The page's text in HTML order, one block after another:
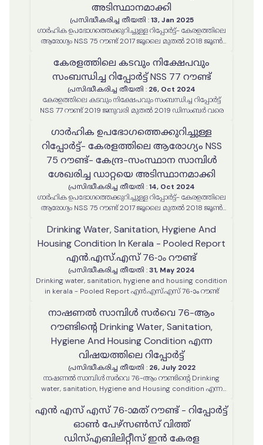
അടിസ്ഥാനമാക്കി
പ്രസിദ്ധീകരിച്ച തീയതി : 13, Jan 2025
ഗാർഹിക ഉപഭോഗത്തെക്കുറിച്ചുള്ള റിപ്പോർട്ട്- കേരളത്തിലെ
ആരോഗ്യം NSS 75 റൗണ്ട് 2017 ജൂലൈ മുതൽ 2018 ജൂൺ
കേരളത്തിലെ കടവും നിക്ഷേപവും
സംബന്ധിച്ച റിപ്പോർട്ട് NSS 77 റൗണ്ട്
പ്രസിദ്ധീകരിച്ച തീയതി : 26, Oct 2024
കേരളത്തിലെ കടവും നിക്ഷേപവും സംബന്ധിച്ച റിപ്പോർട്ട്
NSS 77 റൗണ്ട് 2019 ജനുവരി മുതൽ 2019 ഡിസംബർ വരെ
ഗാർഹിക ഉപഭോഗത്തെക്കുറിച്ചുള്ള
റിപ്പോർട്ട്- കേരളത്തിലെ ആരോഗ്യം NSS
75 റൗണ്ട്- കേന്ദ്ര-സംസ്ഥാന സാമ്പിൾ
ശേഖരിച്ച ഡാറ്റയെ അടിസ്ഥാനമാക്കി
പ്രസിദ്ധീകരിച്ച തീയതി :14, Oct 2024
ഗാർഹിക ഉപഭോഗത്തെക്കുറിച്ചുള്ള റിപ്പോർട്ട്- കേരളത്തിലെ
ആരോഗ്യം NSS 75 റൗണ്ട് 2017 ജൂലൈ മുതൽ 2018 ജൂൺ
അടിസ്ഥാനമാക്കി
Drinking Water, Sanitation, Hygiene And
Housing Condition In Kerala - Pooled Report
എൻ.എസ്.എസ് 76-ാം റൗണ്ട്
പ്രസിദ്ധീകരിച്ച തീയതി :31, May 2024
Drinking water, sanitation, hygiene and housing condition
in kerala - Pooled Report എൻ.എസ്.എസ് 76-ാം റൗണ്ട്
നാഷണൽ സാമ്പിൾ സർവെ 76-ആം
റൗണ്ടിന്റെ Drinking Water, Sanitation,
Hygiene And Housing Condition എന്ന
വിഷയത്തിലെ റിപ്പോർട്ട്
പ്രസിദ്ധീകരിച്ച തീയതി : 26, July 2022
നാഷണൽ സാമ്പിൾ സർവെ 76-ആം റൗണ്ടിന്റെ Drinking
water, sanitation, Hygiene and Housing condition എന്ന
എൻ എസ് എസ് 76-ാമത് റൗണ്ട് - റിപ്പോർട്ട്
ഓൺ പേഴ്സൺസ് വിത്ത്
ഡിസ്എബിലിറ്റീസ് ഇൻ കേരള